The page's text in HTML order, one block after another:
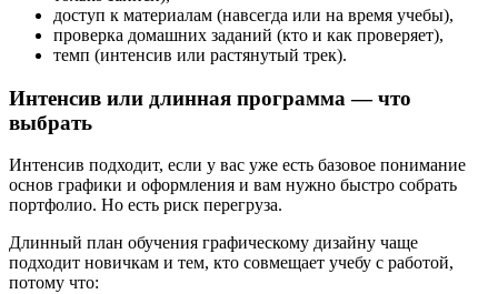
доступ к материалам (навсегда или на время учебы),
проверка домашних заданий (кто и как проверяет),
темп (интенсив или растянутый трек).
Интенсив или длинная программа — что
выбрать
Интенсив подходит, если у вас уже есть базовое понимание
основ графики и оформления и вам нужно быстро собрать
портфолио. Но есть риск перегруза.
Длинный план обучения графическому дизайну чаще
подходит новичкам и тем, кто совмещает учебу с работой,
потому что: